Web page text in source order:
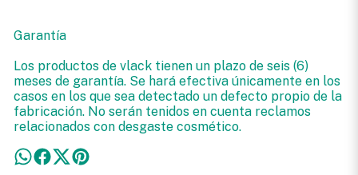
Garantía
Los productos de vlack tienen un plazo de seis (6)
meses de garantía. Se hará efectiva únicamente en los
casos en los que sea detectado un defecto propio de la
fabricación. No serán tenidos en cuenta reclamos
relacionados con desgaste cosmético.